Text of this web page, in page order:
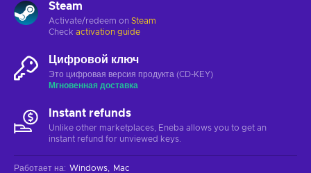
Steam
Activate/redeem on Steam
Check activation guide
Цифровой ключ
Это цифровая версия продукта (CD-KEY)
Мгновенная доставка
Instant refunds
Unlike other marketplaces, Eneba allows you to get an
instant refund for unviewed keys.
Работает на: Windows Mac